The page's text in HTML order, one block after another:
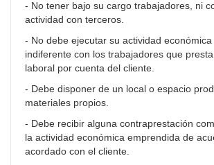
- No tener bajo su cargo trabajadores, ni
actividad con terceros.
- No debe ejecutar su actividad
indiferente con los trabajadores que
laboral por cuenta del cliente.
- Debe disponer de un local o espacio
materiales propios.
- Debe recibir alguna contraprestación
la actividad económica emprendida de
acordado con el cliente.